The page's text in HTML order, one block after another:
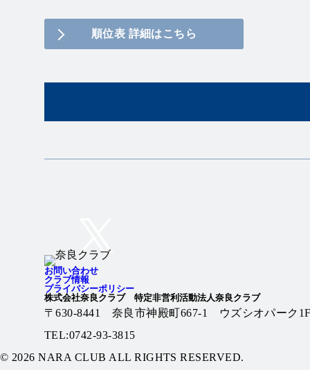
順位表 詳細はこちら
お問い合わせ
クラブ情報
プライバシーポリシー
株式会社奈良クラブ 特定非営利活動法人奈良クラブ
〒630-8441 奈良市神殿町667-1
ウズシオパーク
TEL:0742-93-3815
© 2026 NARA CLUB ALL RIGHTS RESERVED.